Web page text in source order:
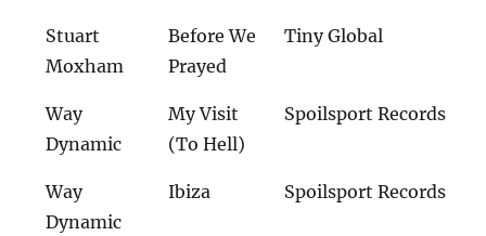
Stuart
Moxham
Before We
Prayed
Tiny Global
Way
Dynamic
My Visit
(To Hell)
Spoilsport Records
Way
Dynamic
Ibiza Spoilsport Records